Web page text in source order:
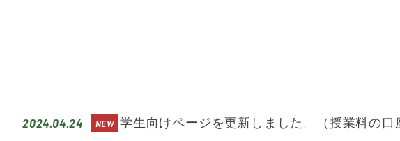
2024.04.24 学生向けページを更新しました。（授業料の口